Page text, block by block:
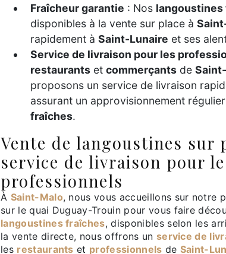
Fraîcheur garantie : Nos langoustines
disponibles à la vente sur place à
rapidement à Saint-Lunaire et ses
Service de livraison pour les
restaurants et commerçants de
proposons un service de livraison
assurant un approvisionnement
fraîches.
Vente de langoustines sur
service de livraison pour
professionnels
À Saint-Malo, nous vous accueillons sur notre
sur le quai Duguay-Trouin pour vous faire
langoustines fraîches, disponibles selon les
la vente directe, nous offrons un service de
les restaurants et professionnels de Saint-